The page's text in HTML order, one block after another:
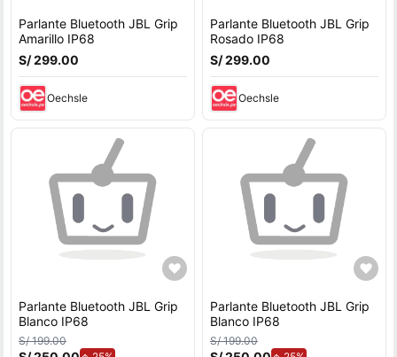
Parlante Bluetooth JBL Grip
Amarillo IP68
S/ 299.00
Oechsle
Parlante Bluetooth JBL Grip
Rosado IP68
S/ 299.00
Oechsle
Parlante Bluetooth JBL Grip
Blanco IP68
S/ 199.00
Parlante Bluetooth JBL Grip
Blanco IP68
S/ 199.00